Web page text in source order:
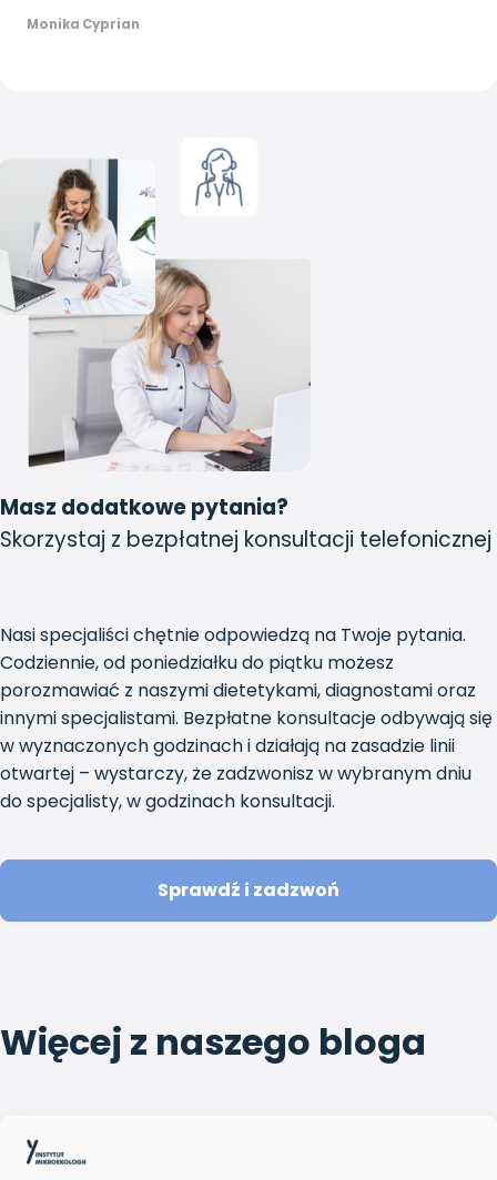
Monika Cyprian
Masz dodatkowe pytania?
Skorzystaj z bezpłatnej konsultacji telefonicznej
Nasi specjaliści chętnie odpowiedzą na Twoje pytania.
Codziennie, od poniedziałku do piątku możesz
porozmawiać z naszymi dietetykami, diagnostami oraz
innymi specjalistami. Bezpłatne konsultacje odbywają się
w wyznaczonych godzinach i działają na zasadzie linii
otwartej – wystarczy, że zadzwonisz w wybranym dniu
do specjalisty, w godzinach konsultacji.
Sprawdź i zadzwoń
Więcej z naszego bloga